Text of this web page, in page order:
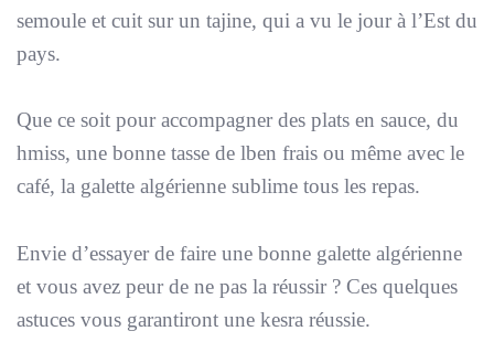
semoule et cuit sur un tajine, qui a vu le jour à l’Est du
pays.
Que ce soit pour accompagner des plats en sauce, du
hmiss, une bonne tasse de lben frais ou même avec le
café, la galette algérienne sublime tous les repas.
Envie d’essayer de faire une bonne galette algérienne
et vous avez peur de ne pas la réussir ? Ces quelques
astuces vous garantiront une kesra réussie.